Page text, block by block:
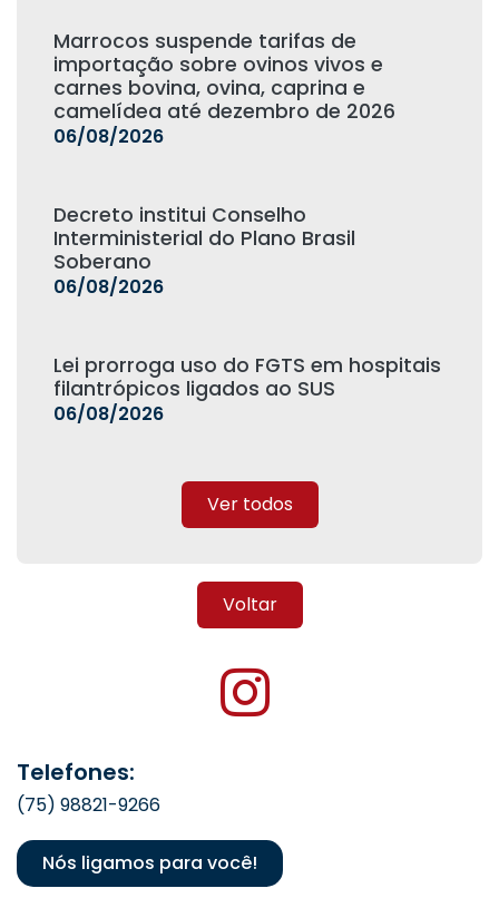
Marrocos suspende tarifas de
importação sobre ovinos vivos e
carnes bovina, ovina, caprina e
camelídea até dezembro de 2026
06/08/2026
Decreto institui Conselho
Interministerial do Plano Brasil
Soberano
06/08/2026
Lei prorroga uso do FGTS em hospitais
filantrópicos ligados ao SUS
06/08/2026
Ver todos
Voltar
Telefones:
(75) 98821-9266
Nós ligamos para você!